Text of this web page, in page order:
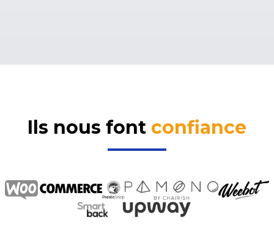
Ils nous font confiance